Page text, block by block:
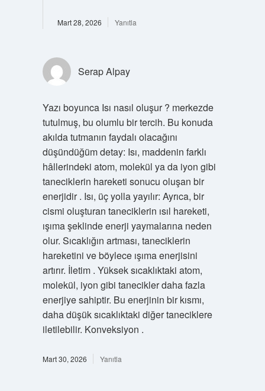
Mart 28, 2026 Yanıtla
Serap Alpay
Yazı boyunca Isı nasıl oluşur ? merkezde
tutulmuş, bu olumlu bir tercih. Bu konuda
akılda tutmanın faydalı olacağını
düşündüğüm detay: Isı, maddenin farklı
hâllerindeki atom, molekül ya da iyon gibi
taneciklerin hareketi sonucu oluşan bir
enerjidir . Isı, üç yolla yayılır: Ayrıca, bir
cismi oluşturan taneciklerin ısıl hareketi,
ışıma şeklinde enerji yaymalarına neden
olur. Sıcaklığın artması, taneciklerin
hareketini ve böylece ışıma enerjisini
artırır. İletim . Yüksek sıcaklıktaki atom,
molekül, iyon gibi tanecikler daha fazla
enerjiye sahiptir. Bu enerjinin bir kısmı,
daha düşük sıcaklıktaki diğer taneciklere
iletilebilir. Konveksiyon .
Mart 30, 2026 Yanıtla